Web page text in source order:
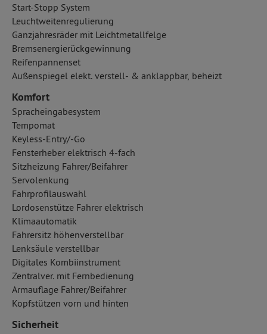
Start-Stopp System
Leuchtweitenregulierung
Ganzjahresräder mit Leichtmetallfelge
Bremsenergierückgewinnung
Reifenpannenset
Außenspiegel elekt. verstell- & anklappbar, beheizt
Komfort
Spracheingabesystem
Tempomat
Keyless-Entry/-Go
Fensterheber elektrisch 4-fach
Sitzheizung Fahrer/Beifahrer
Servolenkung
Fahrprofilauswahl
Lordosenstütze Fahrer elektrisch
Klimaautomatik
Fahrersitz höhenverstellbar
Lenksäule verstellbar
Digitales Kombiinstrument
Zentralver. mit Fernbedienung
Armauflage Fahrer/Beifahrer
Kopfstützen vorn und hinten
Sicherheit